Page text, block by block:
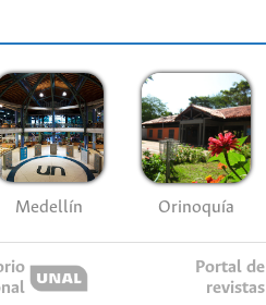
Medellín Orinoquía
Portal de
revistas